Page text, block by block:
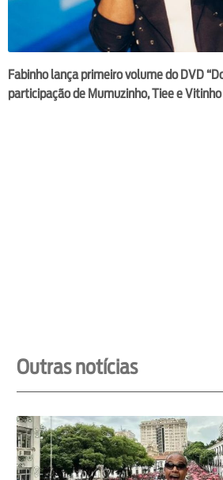
Fabinho lança primeiro volume do DVD
participação de Mumuzinho, Tiee e Vitinho
Outras notícias